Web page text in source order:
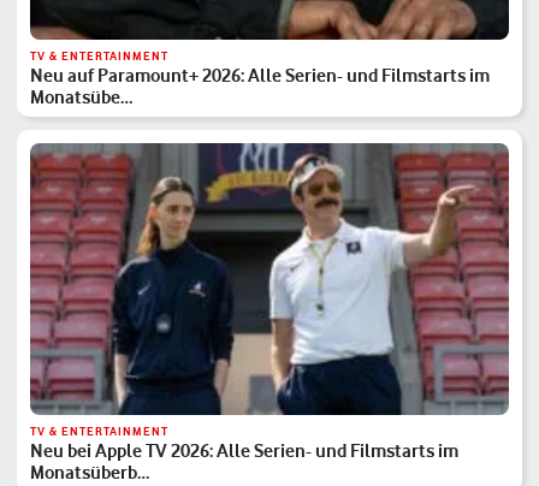
TV & ENTERTAINMENT
Neu auf Paramount+ 2026: Alle Serien- und Filmstarts im
Monatsübe…
TV & ENTERTAINMENT
Neu bei Apple TV 2026: Alle Serien- und Filmstarts im
Monatsüberb…